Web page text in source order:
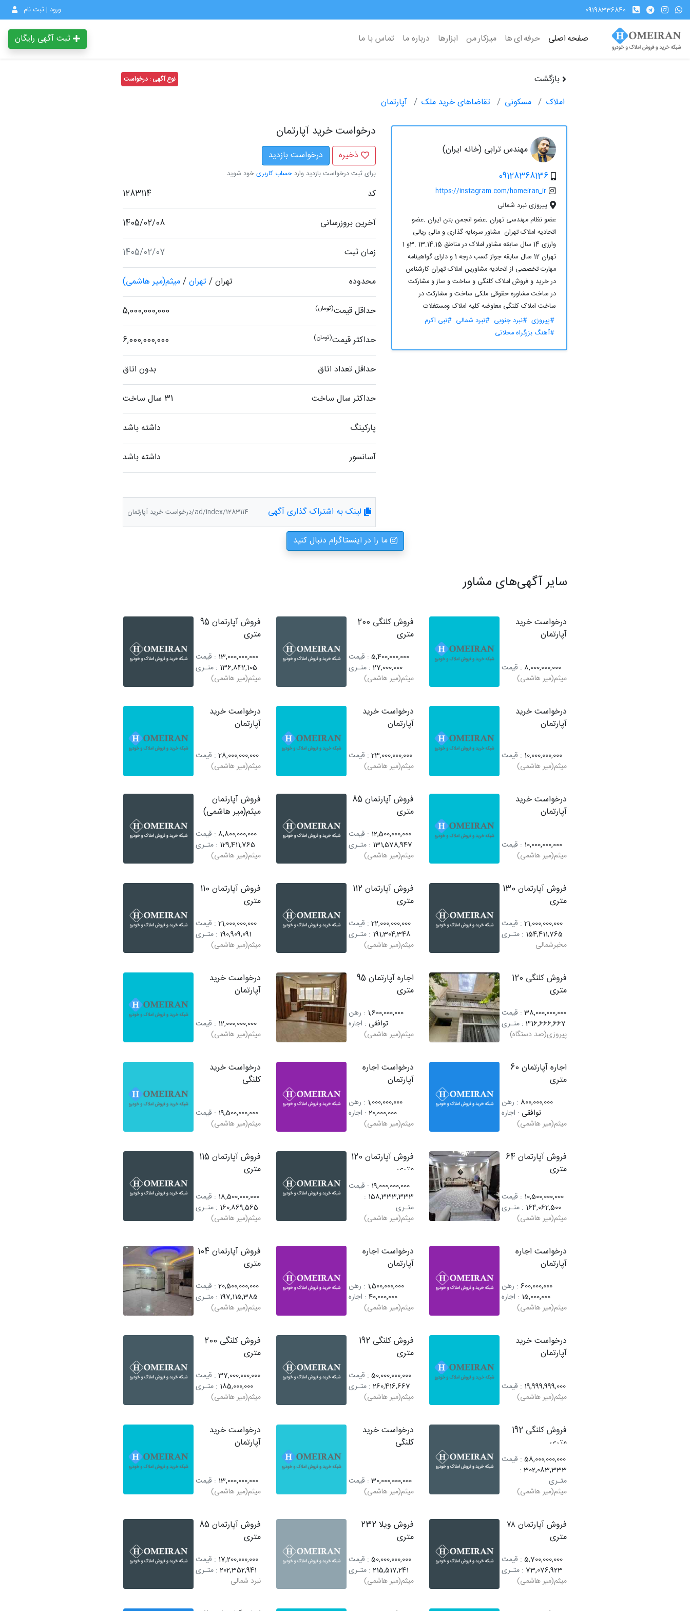
09198336840 ورود | ثبت نام
صفحه اصلی حرفه ای ها میزکار من ابزارها درباره ما تماس با ما ثبت آگهی رایگان
بازگشت نوع آگهی : درخواست
املاک مسکونی تقاضاهای خرید ملک آپارتمان
مهندس ترابی (خانه ایران)
09128368136
https://instagram.com/homeiran_ir
پیروزی نبرد شمالی
عضو نظام مهندسی تهران .عضو انجمن بتن ایران .عضو
اتحادیه املاک تهران .مشاور سرمایه گذاری و مالی ریالی
وارزی 14 سال سابقه مشاور املاک در مناطق 13.14.15 .3و 1
تهران 12 سال سابقه جواز کسب درجه 1 و دارای گواهینامه
مهارت تخصصی از اتحادیه مشاورین املاک تهران کارشناس
در خرید و فروش املاک کلنگی و ساخت و ساز و مشارکت
در ساخت مشاوره حقوقی ملکی ساخت و مشارکت در
ساخت املاک کلنگی معاوضه کلیه املاک ومستغلات
#پیروزی #نبرد جنوبی #نبرد شمالی #نبی اکرم
#آهنگ بزرگراه محلاتی
درخواست خرید آپارتمان
ذخیره درخواست بازدید
برای ثبت درخواست بازدید واردحساب کاربریخود شوید
کد 1283114
آخرین بروزرسانی 1405/02/08
زمان ثبت 1405/02/07
محدوده تهران/تهران/میثم(میر هاشمی)
حداقل قیمت 5,000,000,000 (تومان)
حداکثر قیمت 6,000,000,000 (تومان)
حداقل تعداد اتاق بدون اتاق
حداکثر سال ساخت 31 سال ساخت
پارکینگ داشته باشد
آسانسور داشته باشد
لینک به اشتراک گذاری آگهی ad/index/1283114/درخواست خرید آپارتمان
ما را در اینستاگرام دنبال کنید
سایر آگهی‌های مشاور
درخواست خرید
آپارتمان
8,000,000,000 : قیمت
میثم(میر هاشمی)
فروش کلنگی 200
متری
5,400,000,000 : قیمت
27,000,000 : متـری
میثم(میر هاشمی)
فروش آپارتمان 95
متری
13,000,000,000 : قیمت
136,842,105 : متـری
میثم(میر هاشمی)
درخواست خرید
آپارتمان
10,000,000,000 : قیمت
میثم(میر هاشمی)
درخواست خرید
آپارتمان
23,000,000,000 : قیمت
میثم(میر هاشمی)
درخواست خرید
آپارتمان
28,000,000,000 : قیمت
میثم(میر هاشمی)
درخواست خرید
آپارتمان
10,000,000,000 : قیمت
میثم(میر هاشمی)
فروش آپارتمان 85
متری
12,500,000,000 : قیمت
131,578,947 : متـری
میثم(میر هاشمی)
فروش آپارتمان
میثم(میر هاشمی)
8,800,000,000 : قیمت
129,411,765 : متـری
میثم(میر هاشمی)
فروش آپارتمان 130
متری
21,000,000,000 : قیمت
154,411,765 : متـری
مخبرشمالی
فروش آپارتمان 112
متری
22,000,000,000 : قیمت
191,304,348 : متـری
میثم(میر هاشمی)
فروش آپارتمان 110
متری
21,000,000,000 : قیمت
190,909,091 : متـری
میثم(میر هاشمی)
فروش کلنگی 120
متری
38,000,000,000 : قیمت
316,666,667 : متـری
پیروزی(صد دستگاه)
اجاره آپارتمان 95
متری
1,600,000,000 : رهن
توافقی : اجاره
میثم(میر هاشمی)
درخواست خرید
آپارتمان
12,000,000,000 : قیمت
میثم(میر هاشمی)
اجاره آپارتمان 60
متری
800,000,000 : رهن
توافقی : اجاره
میثم(میر هاشمی)
درخواست اجاره
آپارتمان
1,000,000,000 : رهن
20,000,000 : اجاره
میثم(میر هاشمی)
درخواست خرید
کلنگی
19,500,000,000 : قیمت
میثم(میر هاشمی)
فروش آپارتمان 64
متری
10,500,000,000 : قیمت
164,062,500 : متـری
میثم(میر هاشمی)
فروش آپارتمان 120
متری
19,000,000,000 : قیمت
158,333,333
:
متـری
میثم(میر هاشمی)
فروش آپارتمان 115
متری
18,500,000,000 : قیمت
160,869,565 : متـری
میثم(میر هاشمی)
درخواست اجاره
آپارتمان
600,000,000 : رهن
15,000,000 : اجاره
میثم(میر هاشمی)
درخواست اجاره
آپارتمان
1,500,000,000 : رهن
40,000,000 : اجاره
میثم(میر هاشمی)
فروش آپارتمان 104
متری
20,500,000,000 : قیمت
197,115,385 : متـری
میثم(میر هاشمی)
درخواست خرید
آپارتمان
19,999,999,000 : قیمت
میثم(میر هاشمی)
فروش کلنگی 192
متری
50,000,000,000 : قیمت
260,416,667 : متـری
میثم(میر هاشمی)
فروش کلنگی 200
متری
37,000,000,000 : قیمت
185,000,000 : متـری
میثم(میر هاشمی)
فروش کلنگی 192
متری
58,000,000,000 : قیمت
302,083,333
:
متـری
میثم(میر هاشمی)
درخواست خرید
کلنگی
30,000,000,000 : قیمت
میثم(میر هاشمی)
درخواست خرید
آپارتمان
13,000,000,000 : قیمت
میثم(میر هاشمی)
فروش آپارتمان ۷۸
متری
5,700,000,000 : قیمت
73,076,923 : متـری
میثم(میر هاشمی)
فروش ویلا 232
متری
50,000,000,000 : قیمت
215,517,241 : متـری
میثم(میر هاشمی)
فروش آپارتمان 85
متری
17,200,000,000 : قیمت
202,352,941 : متـری
نبرد شمالی